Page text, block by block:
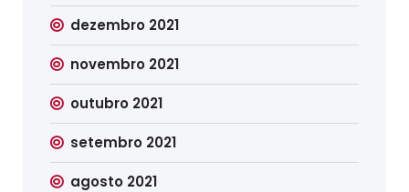
dezembro 2021
novembro 2021
outubro 2021
setembro 2021
agosto 2021